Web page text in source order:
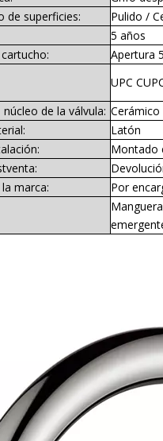
de superficies:
Pulido /
5 años
Apertura
UPC
de la válvula: Cerámico
Latón
Montado
marca:
Por